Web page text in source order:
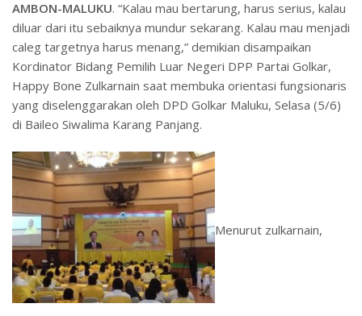
AMBON-MALUKU. “Kalau mau bertarung, harus serius, kalau
diluar dari itu sebaiknya mundur sekarang. Kalau mau menjadi
caleg targetnya harus menang,” demikian disampaikan
Kordinator Bidang Pemilih Luar Negeri DPP Partai Golkar,
Happy Bone Zulkarnain saat membuka orientasi fungsionaris
yang diselenggarakan oleh DPD Golkar Maluku, Selasa (5/6)
di Baileo Siwalima Karang Panjang.
Menurut zulkarnain,